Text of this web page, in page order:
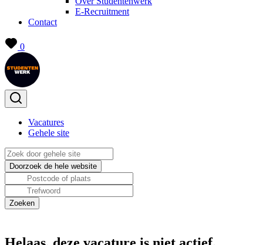
E-Recruitment
Contact
0
Vacatures
Gehele site